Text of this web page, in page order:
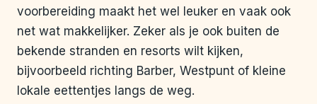
voorbereiding maakt het wel leuker en vaak ook
net wat makkelijker. Zeker als je ook buiten de
bekende stranden en resorts wilt kijken,
bijvoorbeeld richting Barber, Westpunt of kleine
lokale eettentjes langs de weg.